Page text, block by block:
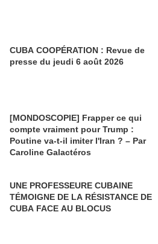
CUBA COOPÉRATION : Revue de
presse du jeudi 6 août 2026
[MONDOSCOPIE] Frapper ce qui
compte vraiment pour Trump :
Poutine va-t-il imiter l'Iran ? – Par
Caroline Galactéros
UNE PROFESSEURE CUBAINE
TÉMOIGNE DE LA RÉSISTANCE DE
CUBA FACE AU BLOCUS